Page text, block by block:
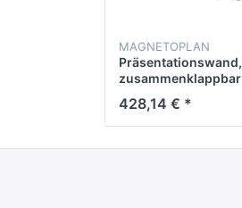
MAGNETOPLAN
Präsentationswand,
zusammenklappbar
428,14 € *